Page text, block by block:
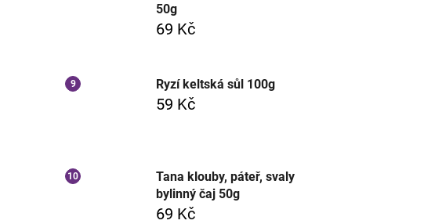
50g
69 Kč
Ryzí keltská sůl 100g
59 Kč
Tana klouby, páteř, svaly
bylinný čaj 50g
69 Kč